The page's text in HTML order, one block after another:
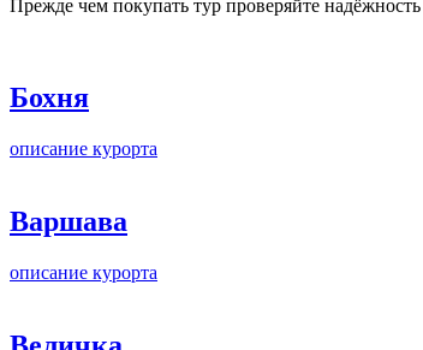
Прежде чем покупать тур проверяйте
Бохня
описание курорта
Варшава
описание курорта